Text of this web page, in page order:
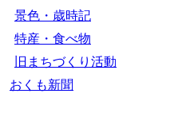
景色・歳時記
特産・食べ物
旧まちづくり活動
おくも新聞